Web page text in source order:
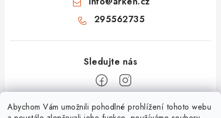
Abychom Vám umožnili pohodlné prohlížení tohoto webu
295562735